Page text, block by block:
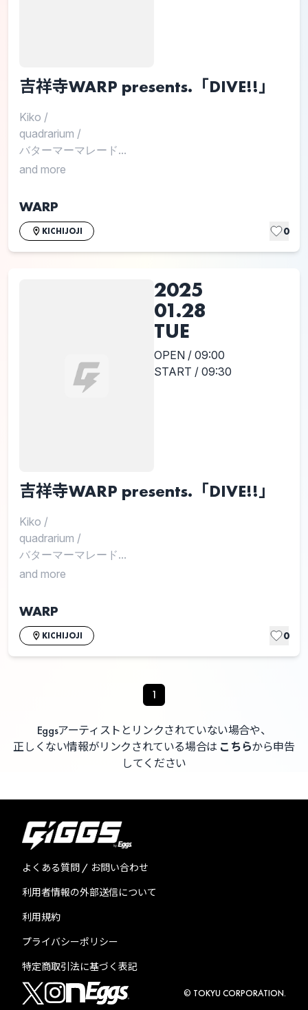
吉祥寺WARP presents.「DIVE!!」
Kiko /
quadrarium /
バターマーマレード...
and more
WARP
KICHIJOJI 0
2025
01.28
TUE
OPEN / 09:00
START / 09:30
吉祥寺WARP presents.「DIVE!!」
Kiko /
quadrarium /
バターマーマレード...
and more
WARP
KICHIJOJI 0
1
Eggsアーティストとリンクされていない場合や、
正しくない情報がリンクされている場合は こちらから申告
してください
よくある質問 / お問い合わせ
利用者情報の外部送信について
利用規約
プライバシーポリシー
特定商取引法に基づく表記
© TOKYU CORPORATION.